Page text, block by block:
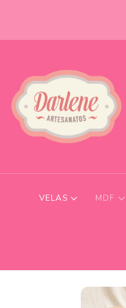
VELAS MDF